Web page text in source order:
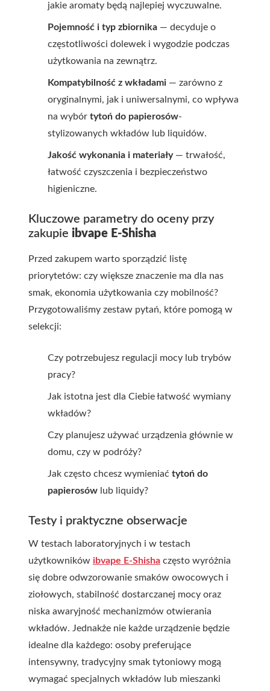
jakie aromaty będą najlepiej wyczuwalne.
Pojemność i typ zbiornika — decyduje o
częstotliwości dolewek i wygodzie podczas
użytkowania na zewnątrz.
Kompatybilność z wkładami — zarówno z
oryginalnymi, jak i uniwersalnymi, co wpływa
na wybór tytoń do papierosów-
stylizowanych wkładów lub liquidów.
Jakość wykonania i materiały— trwałość,
łatwość czyszczenia i bezpieczeństwo
higieniczne.
Kluczowe parametry do oceny przy
zakupie ibvape E-Shisha
Przed zakupem warto sporządzić listę
priorytetów: czy większe znaczenie ma dla nas
smak, ekonomia użytkowania czy mobilność?
Przygotowaliśmy zestaw pytań, które pomogą w
selekcji:
Czy potrzebujesz regulacji mocy lub trybów
pracy?
Jak istotna jest dla Ciebie łatwość wymiany
wkładów?
Czy planujesz używać urządzenia głównie w
domu, czy w podróży?
Jak często chcesz wymieniać tytoń do
papierosów lub liquidy?
Testy i praktyczne obserwacje
W testach laboratoryjnych i w testach
użytkowników ibvape E-Shisha często wyróżnia
się dobre odwzorowanie smaków owocowych i
ziołowych, stabilność dostarczanej mocy oraz
niska awaryjność mechanizmów otwierania
wkładów. Jednakże nie każde urządzenie będzie
idealne dla każdego: osoby preferujące
intensywny, tradycyjny smak tytoniowy mogą
wymagać specjalnych wkładów lub mieszanki